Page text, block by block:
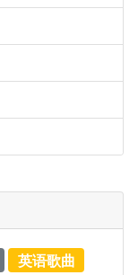
英语歌曲